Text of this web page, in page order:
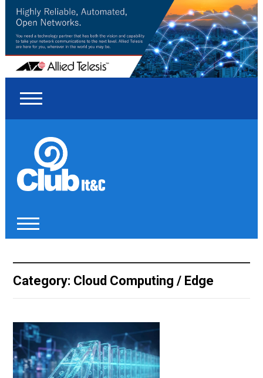
Category: Cloud Computing / Edge